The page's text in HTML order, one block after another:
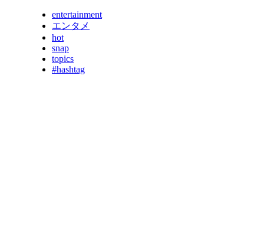
entertainment
エンタメ
hot
snap
topics
#hashtag